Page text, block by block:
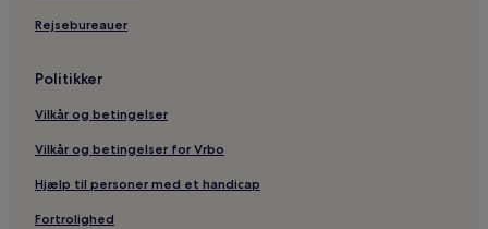
Rejsebureauer
Politikker
Vilkår og betingelser
Vilkår og betingelser for Vrbo
Hjælp til personer med et handicap
Fortrolighed